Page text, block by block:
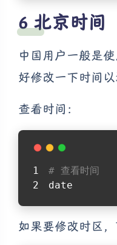
北京时间
中国用户一般是
好修改一下时间以
查看时间：
# 查看时间
date
如果要修改时区，